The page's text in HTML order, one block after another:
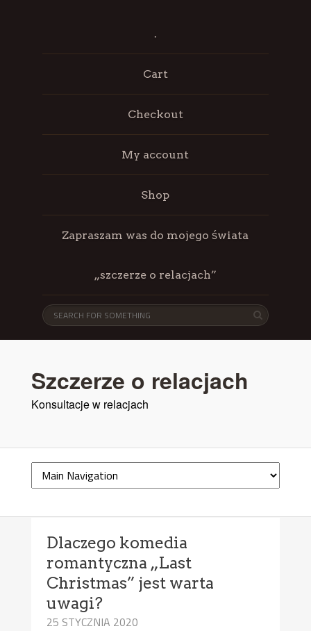
.
Cart
Checkout
My account
Shop
Zapraszam was do mojego świata
„szczerze o relacjach”
Szczerze o relacjach
Konsultacje w relacjach
Dlaczego komedia
romantyczna „Last
Christmas” jest warta
uwagi?
25 STYCZNIA 2020